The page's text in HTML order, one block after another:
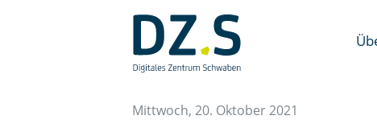
Mittwoch, 20. Oktober 2021